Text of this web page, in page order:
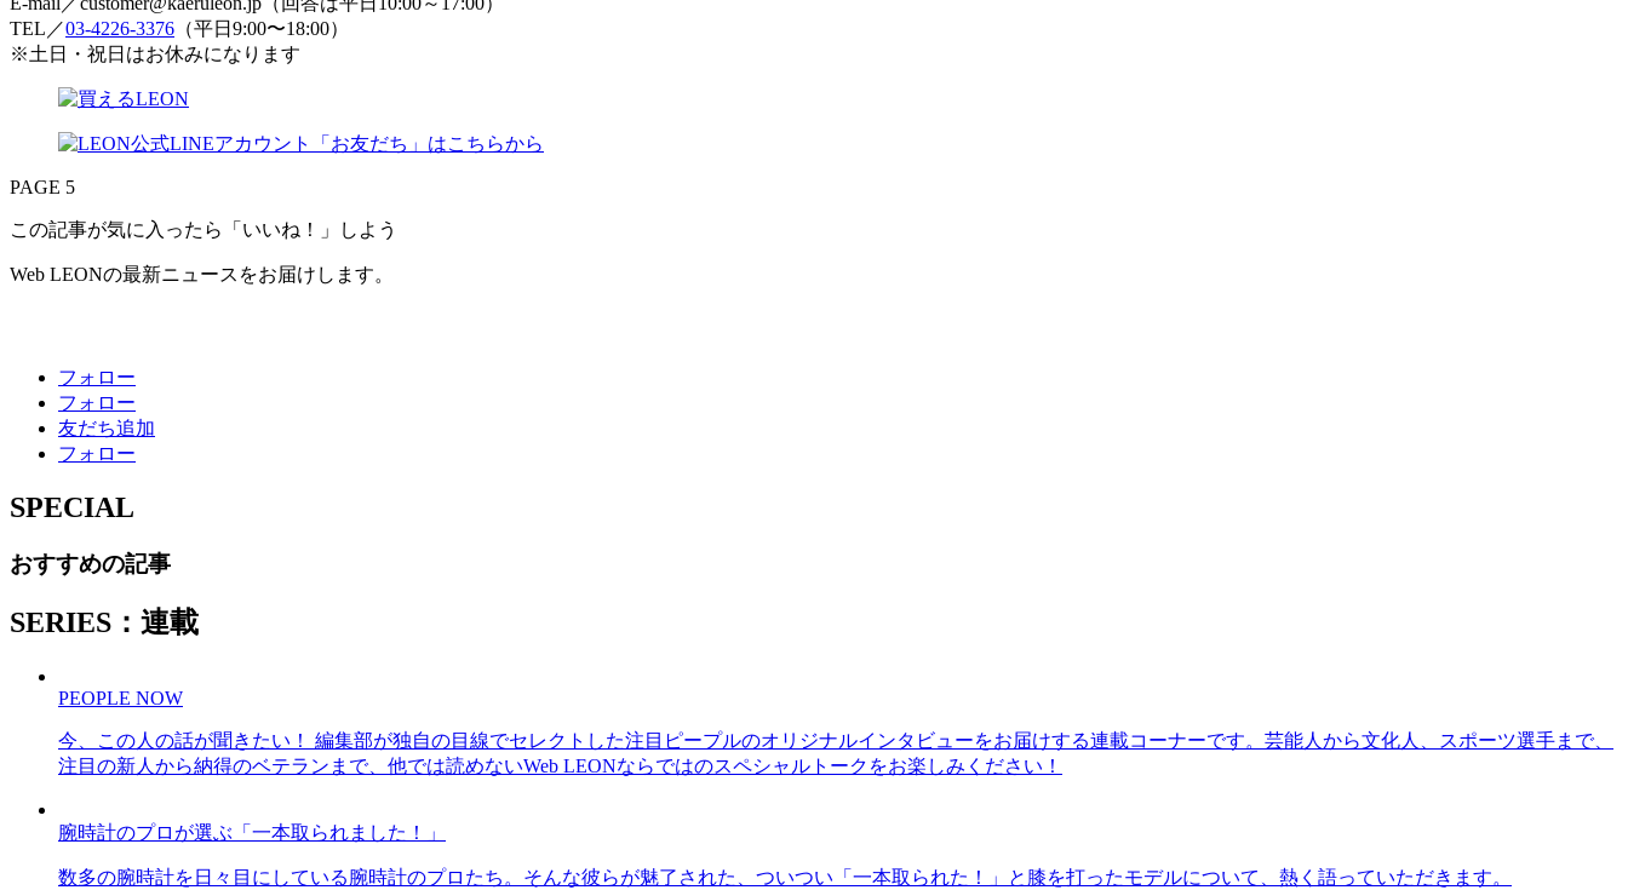
TEL／03-4226-3376 （平日9:00〜18:00）
※土日・祝日はお休みになります
PAGE 5
この記事が気に入ったら「いいね！」しよう
Web LEONの最新ニュースをお届けします。
フォロー
フォロー
友だち追加
フォロー
SPECIAL
おすすめの記事
SERIES：連載
PEOPLE NOW
今、この人の話が聞きたい！ 編集部が独自の目線でセレクトした注目ピープルのオリジナルインタビューをお届けする連載コーナーです。芸能人から文化人、スポーツ選手まで、
注目の新人から納得のベテランまで、他では読めないWeb LEONならではのスペシャルトークをお楽しみください！
腕時計のプロが選ぶ「一本取られました！」
数多の腕時計を日々目にしている腕時計のプロたち。そんな彼らが魅了された、ついつい「一本取られた！」と膝を打ったモデルについて、熱く語っていただきます。